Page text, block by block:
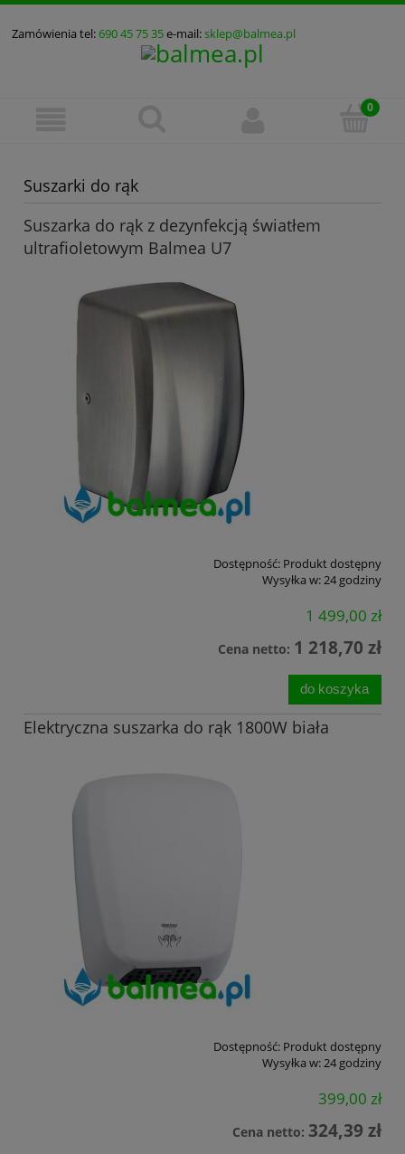
Zamówienia tel:690 45 75 35e-mail:sklep@balmea.pl
Suszarki do rąk
Suszarka do rąk z dezynfekcją światłem
ultrafioletowym Balmea U7
Dostępność: Produkt dostępny
Wysyłka w:24 godziny
1 499,00 zł
Cena netto: 1 218,70 zł
do koszyka
Elektryczna suszarka do rąk 1800W biała
Dostępność: Produkt dostępny
Wysyłka w:24 godziny
399,00 zł
Cena netto: 324,39 zł